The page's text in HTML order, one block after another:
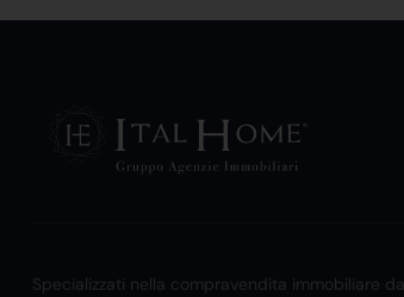
Specializzati nella compravendita immobiliare da